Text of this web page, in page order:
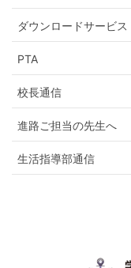
ダウンロードサービス
PTA
校長通信
進路ご担当の先生へ
生活指導部通信